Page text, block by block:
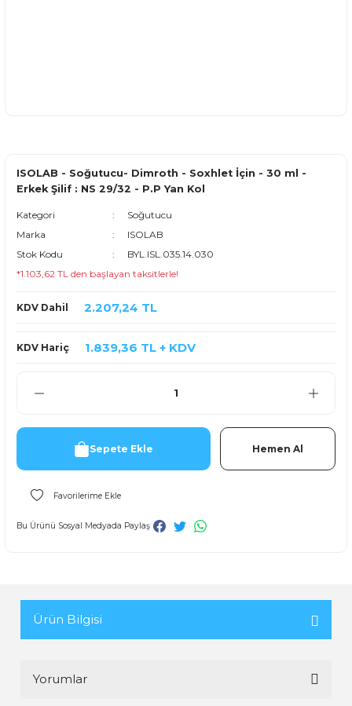
ISOLAB - Soğutucu- Dimroth - Soxhlet İçin - 30 ml -
Erkek Şilif : NS 29/32 - P.P Yan Kol
Kategori
Soğutucu
Marka
ISOLAB
Stok Kodu
BYL.ISL.035.14.030
*1.103,62 TL den başlayan taksitlerle!
KDV Dahil 2.207,24 TL
KDV Hariç 1.839,36 TL + KDV
Sepete Ekle Hemen Al
Bu Ürünü Sosyal Medyada Paylaş
Ürün Bilgisi
Yorumlar